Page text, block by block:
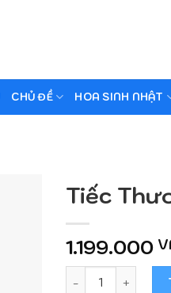
CHỦ ĐỀ HOA SINH NHẬT
Tiếc
1.199.000
Tiếc Thương số